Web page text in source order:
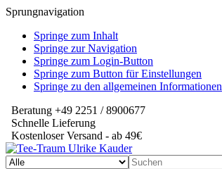
Sprungnavigation
Springe zum Inhalt
Springe zur Navigation
Springe zum Login-Button
Springe zum Button für Einstellungen
Springe zu den allgemeinen Informationen
Beratung +49 2251 / 8900677
Schnelle Lieferung
Kostenloser Versand - ab 49€